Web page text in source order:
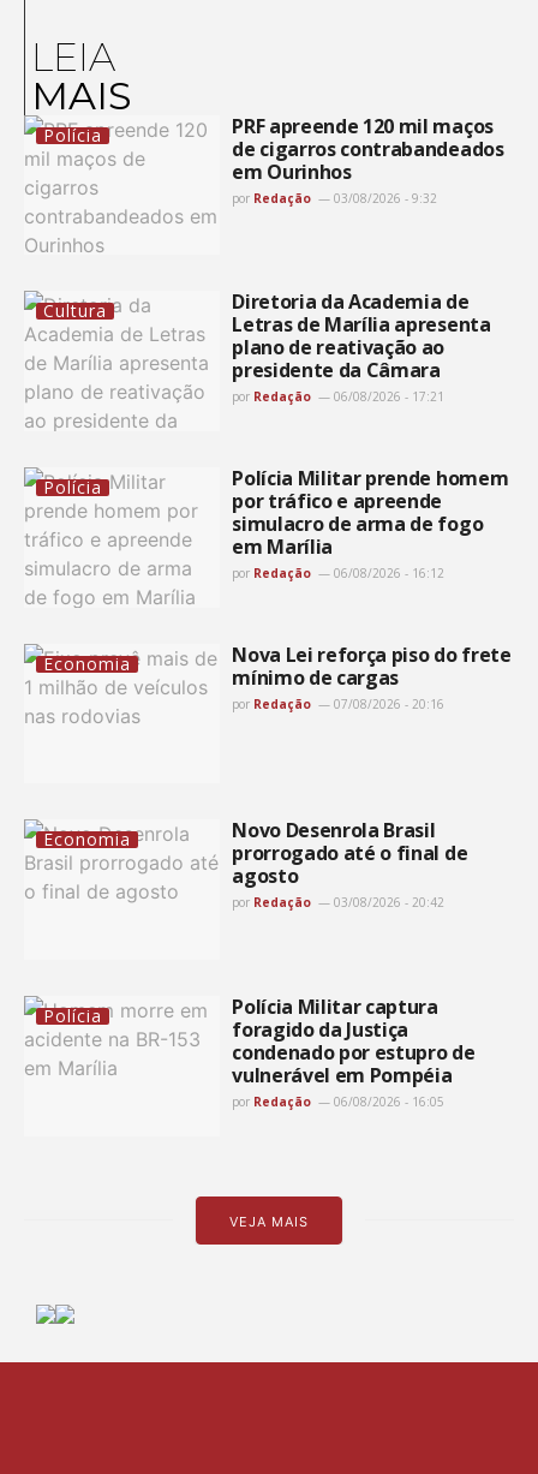
LEIA
MAIS
Polícia
PRF apreende 120 mil maços
de cigarros contrabandeados
em Ourinhos
por Redação 03/08/2026 - 9:32
Cultura
Diretoria da Academia de
Letras de Marília apresenta
plano de reativação ao
presidente da Câmara
por Redação 06/08/2026 - 17:21
Polícia
Polícia Militar prende homem
por tráfico e apreende
simulacro de arma de fogo
em Marília
por Redação 06/08/2026 - 16:12
Economia
Nova Lei reforça piso do frete
mínimo de cargas
por Redação 07/08/2026 - 20:16
Economia
Novo Desenrola Brasil
prorrogado até o final de
agosto
por Redação 03/08/2026 - 20:42
Polícia
Polícia Militar captura
foragido da Justiça
condenado por estupro de
vulnerável em Pompéia
por Redação 06/08/2026 - 16:05
VEJA MAIS